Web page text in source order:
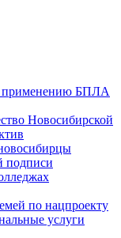
применению БПЛА
Новосибирской
подписи
по нацпроекту
услуги